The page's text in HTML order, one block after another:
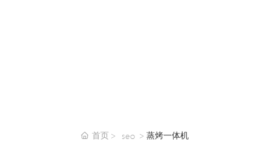
首页 seo 蒸烤一体机